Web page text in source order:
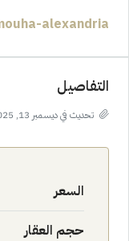
alexandria/
التفاصيل
تحديث في ديسمبر 13, 2025 في 12:47 م
السعر
حجم العقار